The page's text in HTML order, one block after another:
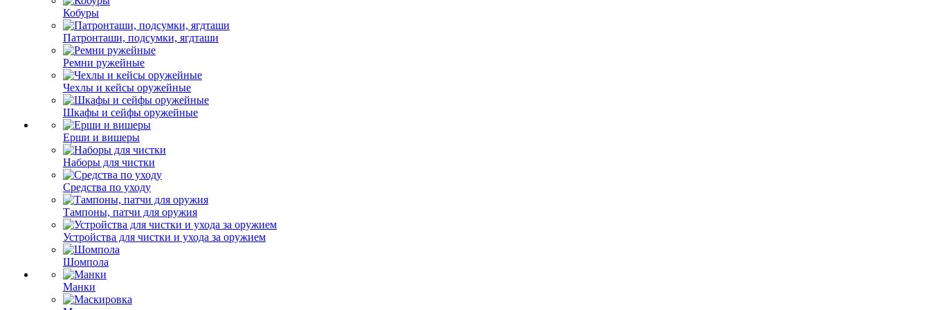
Кобуры
Патронташи, подсумки, ягдташи
Ремни ружейные
Чехлы и кейсы оружейные
Шкафы и сейфы оружейные
Ерши и вишеры
Наборы для чистки
Средства по уходу
Тампоны, патчи для оружия
Устройства для чистки и ухода за оружием
Шомпола
Манки